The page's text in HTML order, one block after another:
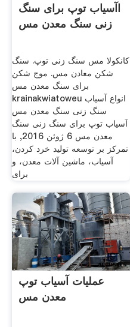
اآسیاب توپ برای سنگ
زنی سنگ معدن مس
کانکولا مس سنگ زنی توپ. سنگ
شکن معادن مس. موج شکن
برای سنگ معدن مس
krainakwiatoweu انواع آسیاب
سنگ زنی سنگ معدن مس
آسیاب توپ برای سنگ زنی سنگ
معدن مس 6 ژوئن 2016, با
تمرکز بر توسعه تولید خرد کردن،
آسیاب، ماشین آلات معدن، و
برای
عملیات آسیاب توپ
معدن مس